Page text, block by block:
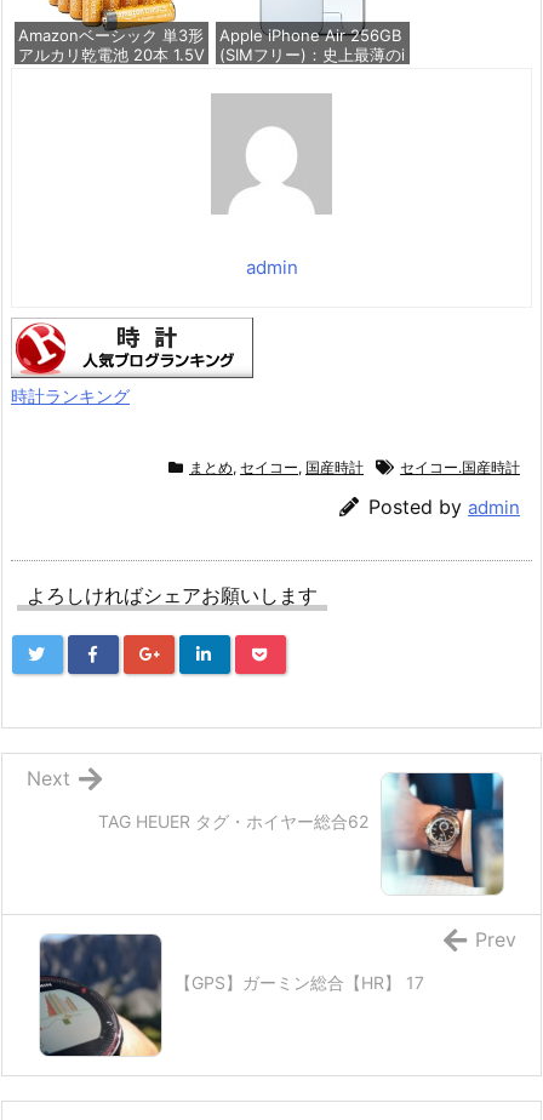
価格：¥1,690
価格：¥1,260
Amazonベーシック 単3形
アルカリ乾電池 20本 1.5V
Apple iPhone Air 256GB
(SIMフリー)：史上最薄のi
Motionを採用した6.5イ
フルなA19 Proチップ、セ
ンターフレームフロント
カメラ、一日中使えるバ
ッテリー；スカ
admin
時計ランキング
まとめ, セイコー, 国産時計 セイコー.国産時計
Posted by admin
よろしければシェアお願いします
TAG HEUER タグ・ホイヤー総合62
Next
【GPS】ガーミン総合【HR】 17
Prev